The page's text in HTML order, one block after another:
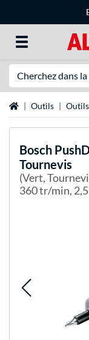
Page d'accueil
Outils
Bosch
Tournevis
(Vert,
360 tr/min, 2,5